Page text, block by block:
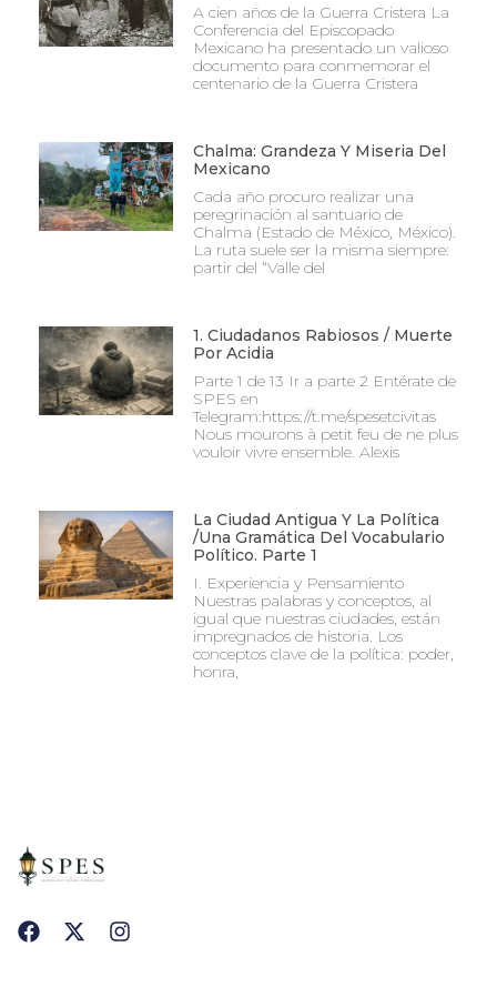
A cien años de la Guerra Cristera La
Conferencia del Episcopado
Mexicano ha presentado un valioso
documento para conmemorar el
centenario de la Guerra Cristera
Chalma: Grandeza Y Miseria Del
Mexicano
Cada año procuro realizar una
peregrinación al santuario de
Chalma (Estado de México, México).
La ruta suele ser la misma siempre:
partir del “Valle del
1. Ciudadanos Rabiosos / Muerte
Por Acidia
Parte 1 de 13 Ir a parte 2 Entérate de
SPES en
Telegram:https://t.me/spesetcivitas
Nous mourons à petit feu de ne plus
vouloir vivre ensemble. Alexis
La Ciudad Antigua Y La Política
/Una Gramática Del Vocabulario
Político. Parte 1
I. Experiencia y Pensamiento
Nuestras palabras y conceptos, al
igual que nuestras ciudades, están
impregnados de historia. Los
conceptos clave de la política: poder,
honra,